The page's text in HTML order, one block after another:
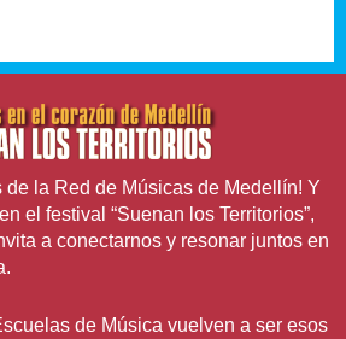
de la Red de Músicas de Medellín! Y
el festival “Suenan los Territorios”,
a conectarnos y resonar juntos en
de Música vuelven a ser esos